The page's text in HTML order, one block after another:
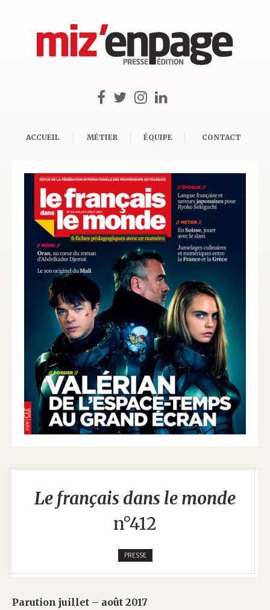
ACCUEIL MÉTIER ÉQUIPE CONTACT
Le français dans le monde
n°412
PRESSE
Parution juillet – août 2017